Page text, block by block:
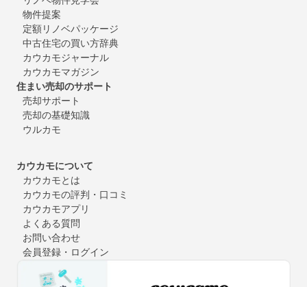
物件提案
定額リノベパッケージ
中古住宅の買い方辞典
カウカモジャーナル
カウカモマガジン
住まい売却のサポート
売却サポート
売却の基礎知識
ウルカモ
カウカモについて
カウカモとは
カウカモの評判・口コミ
カウカモアプリ
よくある質問
お問い合わせ
会員登録・ログイン